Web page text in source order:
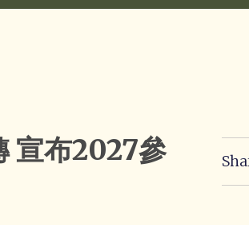
宣布2027參